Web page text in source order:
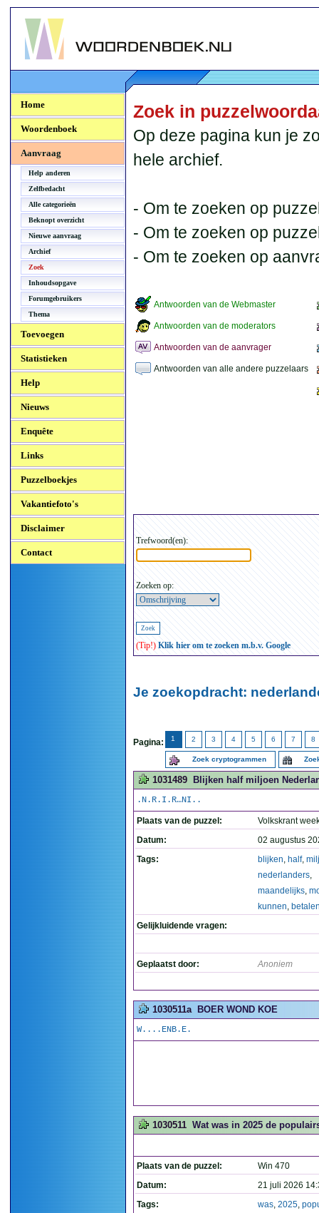
Woordenboek.NU
Home
Woordenboek
Aanvraag
Help anderen
Zelfbedacht
Alle categorieën
Beknopt overzicht
Nieuwe aanvraag
Archief
Zoek
Inhoudsopgave
Forumgebruikers
Thema
Toevoegen
Statistieken
Help
Nieuws
Enquête
Links
Puzzelboekjes
Vakantiefoto's
Disclaimer
Contact
Zoek in
Op deze pagina kun je
hele archief.
- Om te zoeken op
- Om te zoeken op
- Om te zoeken op
Antwoorden van de Webmaster
Antwoorden van de moderators
Antwoorden van de aanvrager
Antwoorden van alle andere puzzelaars
Trefwoord(en):
Zoeken op:
(Tip!) Klik hier om te zoeken m.b.v. Google
Je zoekopdracht:
Pagina: 1 2 3 4 5 6 7 8
Zoek cryptogrammen
1031489 Blijken half miljoen
.N.R.I.R…NI..
Plaats van de puzzel:
Volkskrant
Datum:
02 augustus
Tags:
blijken, half,
nederlanders,
maandelijks,
kunnen,
Gelijkluidende vragen:
Geplaatst door: Anoniem
1030511a BOER WOND KOE
W....ENB.E.
1030511 Wat was in 2025 de
Plaats van de puzzel:
Win 470
Datum:
21 juli 2026
Tags:
was, 2025,